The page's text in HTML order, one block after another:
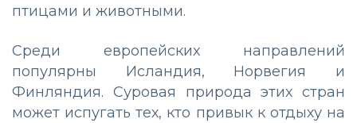
птицами и животными.
Среди европейских направлений
популярны Исландия, Норвегия и
Финляндия. Суровая природа этих стран
может испугать тех, кто привык к отдыху на